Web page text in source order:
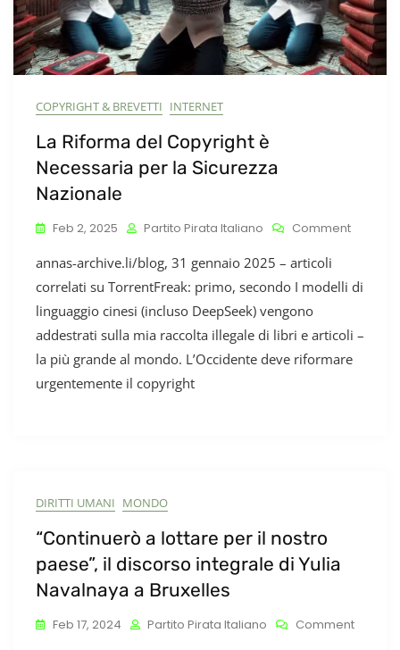
COPYRIGHT & BREVETTI INTERNET
La Riforma del Copyright è
Necessaria per la Sicurezza
Nazionale
Feb 2, 2025 Partito Pirata Italiano CommentOn
Del
La
annas-archive.li/blog, 31 gennaio 2025 – articoli
correlati su TorrentFreak: primo, secondo I modelli di
linguaggio cinesi (incluso DeepSeek) vengono
addestrati sulla mia raccolta illegale di libri e articoli –
la più grande al mondo. L’Occidente deve riformare
urgentemente il copyright
DIRITTI UMANI MONDO
“Continuerò a lottare per il nostro
paese”, il discorso integrale di Yulia
Navalnaya a Bruxelles
Feb 17, 2024 Partito Pirata Italiano CommentOn